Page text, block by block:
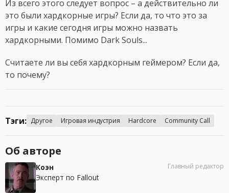
Из всего этого следует вопрос – а действительно ли
это были хардкорные игры? Если да, то что это за
игры и какие сегодня игры можно назвать
хардкорными. Помимо Dark Souls...
Считаете ли вы себя хардкорным геймером? Если да,
то почему?
Тэги: Другое Игровая индустрия Hardcore Community Call
Об авторе
Коэн
Эксперт по Fallout
Главный редактор